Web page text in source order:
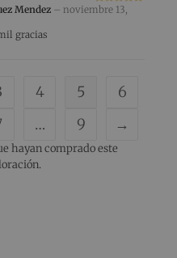
Valorado
Mendez – noviembre 13,
gracias
4 5
6
… 9 →
hayan comprado este